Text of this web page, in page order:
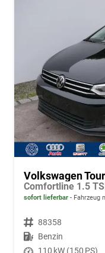
Volkswagen
sofort lieferbar Fahrzeug
Fahrzeugnr. 88358
Kraftstoff Benzin
Leistung 110 kW (150 PS)